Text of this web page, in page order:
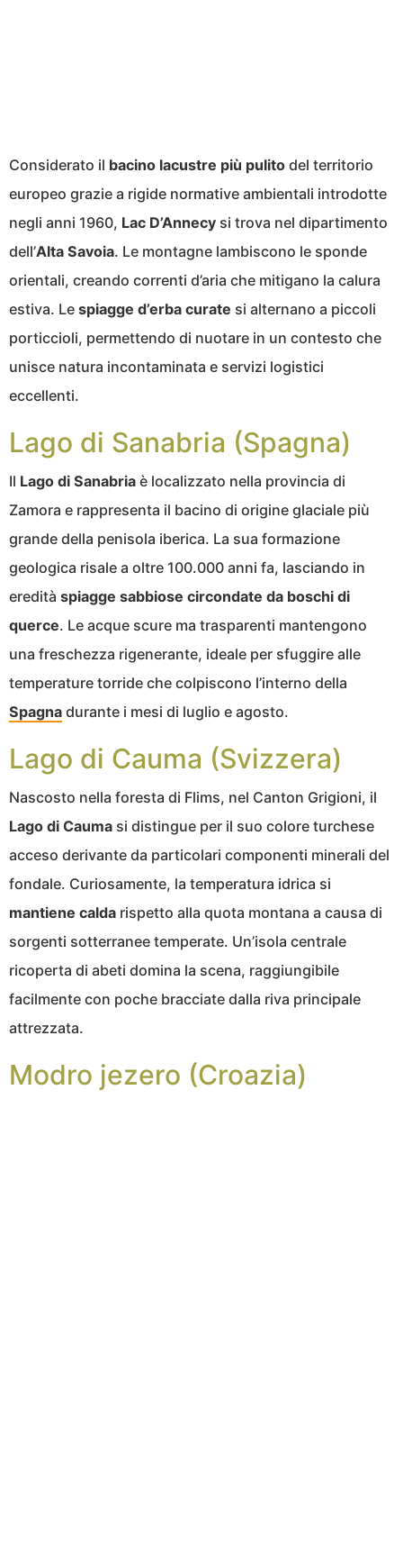
Considerato il bacino lacustre più pulito del territorio
europeo grazie a rigide normative ambientali introdotte
negli anni 1960, Lac D’Annecy si trova nel dipartimento
dell’Alta Savoia. Le montagne lambiscono le sponde
orientali, creando correnti d’aria che mitigano la calura
estiva. Le spiagge d’erba curate si alternano a piccoli
porticcioli, permettendo di nuotare in un contesto che
unisce natura incontaminata e servizi logistici
eccellenti.
Lago di Sanabria (Spagna)
Il Lago di Sanabria è localizzato nella provincia di
Zamora e rappresenta il bacino di origine glaciale più
grande della penisola iberica. La sua formazione
geologica risale a oltre 100.000 anni fa, lasciando in
eredità spiagge sabbiose circondate da boschi di
querce. Le acque scure ma trasparenti mantengono
una freschezza rigenerante, ideale per sfuggire alle
temperature torride che colpiscono l’interno della
Spagna durante i mesi di luglio e agosto.
Lago di Cauma (Svizzera)
Nascosto nella foresta di Flims, nel Canton Grigioni, il
Lago di Cauma si distingue per il suo colore turchese
acceso derivante da particolari componenti minerali del
fondale. Curiosamente, la temperatura idrica si
mantiene calda rispetto alla quota montana a causa di
sorgenti sotterranee temperate. Un’isola centrale
ricoperta di abeti domina la scena, raggiungibile
facilmente con poche bracciate dalla riva principale
attrezzata.
Modro jezero (Croazia)